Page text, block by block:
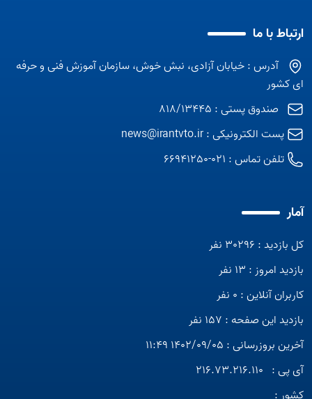
ارتباط با ما
آدرس : خیابان آزادی، نبش خوش، سازمان آموزش فنی و حرفه
ای کشور
صندوق پستی : 818/13445
پست الکترونیکی :news@irantvto.ir
تلفن تماس : 021-66941250
آمار
کل بازدید : 30296 نفر
بازدید امروز : 13 نفر
کاربران آنلاین : 0 نفر
بازدید این صفحه : 157 نفر
آخرین بروزرسانی : 1402/09/05 11:49
آی پی : 216.73.216.110